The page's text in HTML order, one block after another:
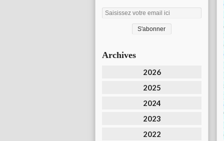
Archives
2026
2025
2024
2023
2022